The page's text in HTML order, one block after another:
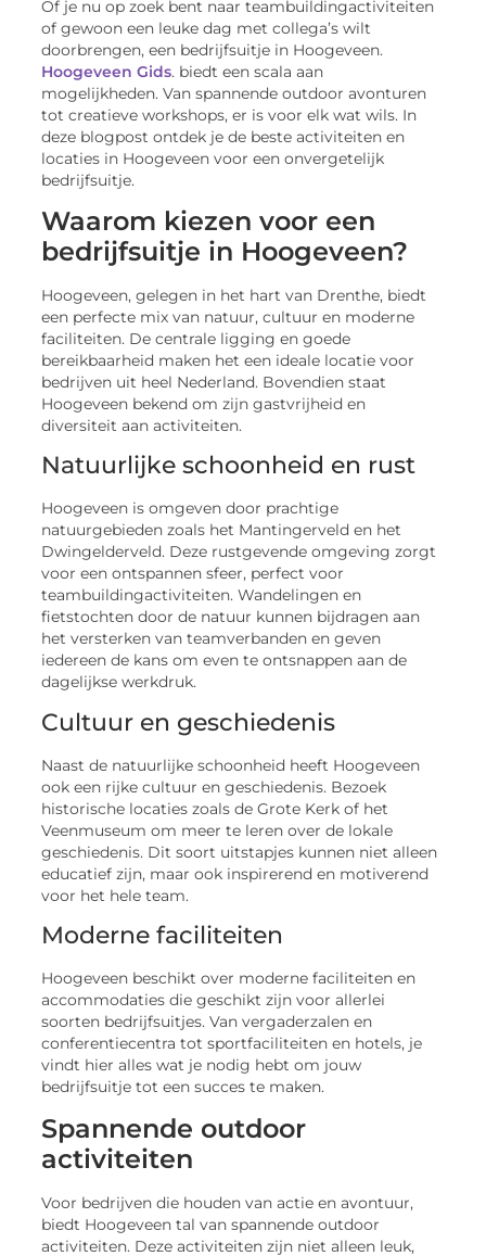
Of je nu op zoek bent naar teambuildingactiviteiten
of gewoon een leuke dag met collega’s wilt
doorbrengen, een bedrijfsuitje in Hoogeveen.
Hoogeveen Gids. biedt een scala aan
mogelijkheden. Van spannende outdoor avonturen
tot creatieve workshops, er is voor elk wat wils. In
deze blogpost ontdek je de beste activiteiten en
locaties in Hoogeveen voor een onvergetelijk
bedrijfsuitje.
Waarom kiezen voor een
bedrijfsuitje in Hoogeveen?
Hoogeveen, gelegen in het hart van Drenthe, biedt
een perfecte mix van natuur, cultuur en moderne
faciliteiten. De centrale ligging en goede
bereikbaarheid maken het een ideale locatie voor
bedrijven uit heel Nederland. Bovendien staat
Hoogeveen bekend om zijn gastvrijheid en
diversiteit aan activiteiten.
Natuurlijke schoonheid en rust
Hoogeveen is omgeven door prachtige
natuurgebieden zoals het Mantingerveld en het
Dwingelderveld. Deze rustgevende omgeving zorgt
voor een ontspannen sfeer, perfect voor
teambuildingactiviteiten. Wandelingen en
fietstochten door de natuur kunnen bijdragen aan
het versterken van teamverbanden en geven
iedereen de kans om even te ontsnappen aan de
dagelijkse werkdruk.
Cultuur en geschiedenis
Naast de natuurlijke schoonheid heeft Hoogeveen
ook een rijke cultuur en geschiedenis. Bezoek
historische locaties zoals de Grote Kerk of het
Veenmuseum om meer te leren over de lokale
geschiedenis. Dit soort uitstapjes kunnen niet alleen
educatief zijn, maar ook inspirerend en motiverend
voor het hele team.
Moderne faciliteiten
Hoogeveen beschikt over moderne faciliteiten en
accommodaties die geschikt zijn voor allerlei
soorten bedrijfsuitjes. Van vergaderzalen en
conferentiecentra tot sportfaciliteiten en hotels, je
vindt hier alles wat je nodig hebt om jouw
bedrijfsuitje tot een succes te maken.
Spannende outdoor
activiteiten
Voor bedrijven die houden van actie en avontuur,
biedt Hoogeveen tal van spannende outdoor
activiteiten. Deze activiteiten zijn niet alleen leuk,